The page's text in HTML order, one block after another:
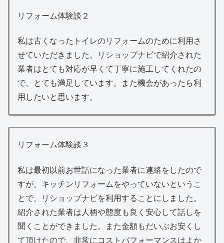
リフォーム体験談２
私は古くなったトイレのリフォームのために利用さ
せていただきました。リショップナビで紹介された
業者はとても対応が早くて丁寧に施工してくれたの
で、とても満足しています。また機会があったら利
用したいと思います。
リフォーム体験談３
私は最初以前お世話になった業者に連絡をしたので
すが、キッチンリフォームをやっていないというこ
とで、リショップナビを利用することにしました。
紹介された業者は人柄や態度も良く安心して話しを
聞くことができました。また金額もだいぶお安くし
て頂けたので、非常にコストパフォーマンスはよか